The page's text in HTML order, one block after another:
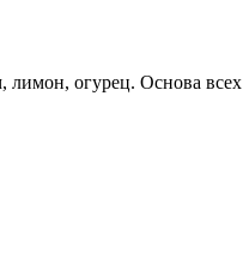
лимон, огурец. Основа